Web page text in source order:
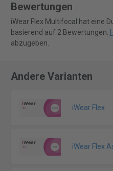
Bewertungen
iWear Flex Multifocal hat eine
basierend auf 2 Bewertungen.
abzugeben.
Andere Varianten
iWear Flex
iWear Flex